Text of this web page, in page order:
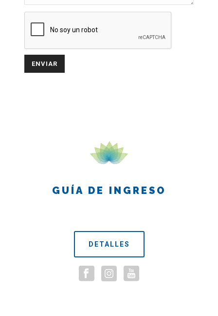
GUÍA DE INGRESO
DETALLES